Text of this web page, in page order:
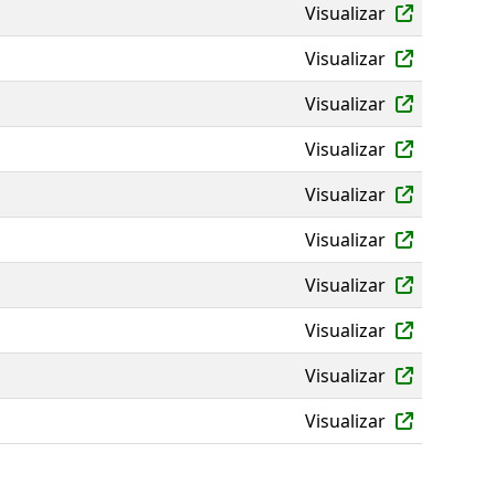
Visualizar
Visualizar
Visualizar
Visualizar
Visualizar
Visualizar
Visualizar
Visualizar
Visualizar
Visualizar